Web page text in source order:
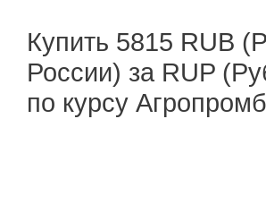
Купить 5815 RUB
России) за RUP
по курсу